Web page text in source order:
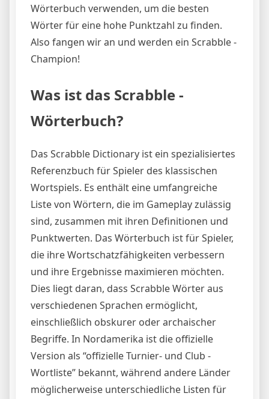
Wörterbuch verwenden, um die besten
Wörter für eine hohe Punktzahl zu finden.
Also fangen wir an und werden ein Scrabble -
Champion!
Was ist das Scrabble -
Wörterbuch?
Das Scrabble Dictionary ist ein spezialisiertes
Referenzbuch für Spieler des klassischen
Wortspiels. Es enthält eine umfangreiche
Liste von Wörtern, die im Gameplay zulässig
sind, zusammen mit ihren Definitionen und
Punktwerten. Das Wörterbuch ist für Spieler,
die ihre Wortschatzfähigkeiten verbessern
und ihre Ergebnisse maximieren möchten.
Dies liegt daran, dass Scrabble Wörter aus
verschiedenen Sprachen ermöglicht,
einschließlich obskurer oder archaischer
Begriffe. In Nordamerika ist die offizielle
Version als “offizielle Turnier- und Club -
Wortliste” bekannt, während andere Länder
möglicherweise unterschiedliche Listen für